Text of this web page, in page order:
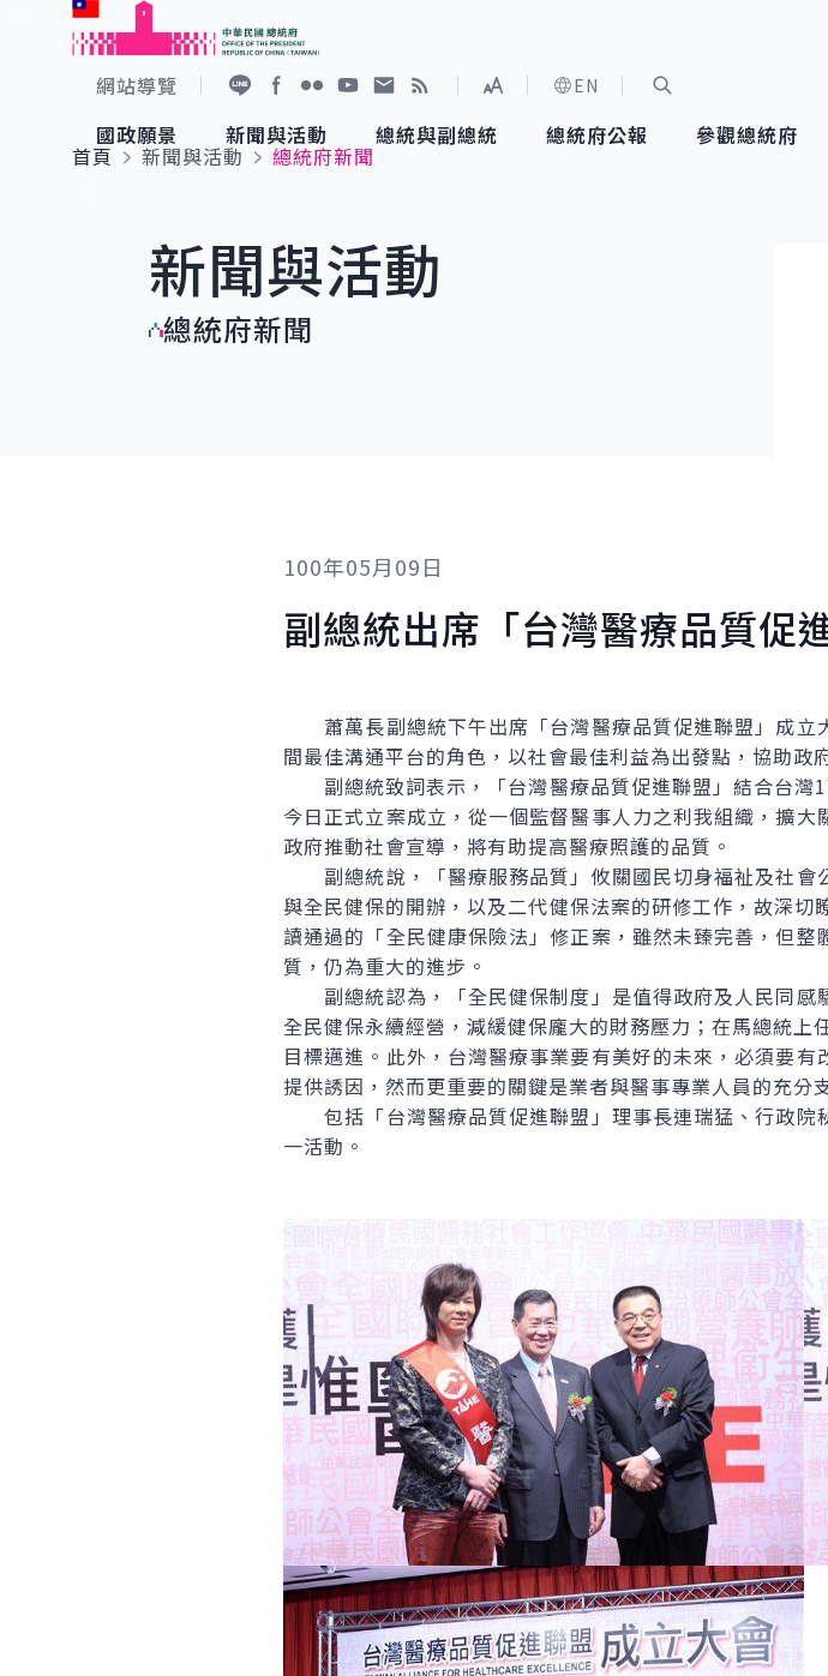
跳到主要內容
網站導覽
展開字級選單
EN
國政願景
國家氣候變遷對策委員會
重要談話
新聞與活動
總統府新聞
影音頻道
總統與副總統
賴清德總統
總統府公報 參觀總統府
參觀資訊
首頁
新聞與活動
總統府新聞
新聞與活動
總統府新聞
100年05月09日
副總統出席「台灣醫療品質促
蕭萬長副總統下午出席「台灣醫療品質促進聯盟」成立
間最佳溝通平台的角色，以社會最佳利益為出發點，協助政
副總統致詞表示，「台灣醫療品質促進聯盟」結合台灣
今日正式立案成立，從一個監督醫事人力之利我組織，擴
政府推動社會宣導，將有助提高醫療照護的品質。
副總統說，「醫療服務品質」攸關國民切身福祉及社會
與全民健保的開辦，以及二代健保法案的研修工作，故深
讀通過的「全民健康保險法」修正案，雖然未臻完善，但
質，仍為重大的進步。
副總統認為，「全民健保制度」是值得政府及人民同感
全民健保永續經營，減緩健保龐大的財務壓力；在馬總統
目標邁進。此外，台灣醫療事業要有美好的未來，必須要
提供誘因，然而更重要的關鍵是業者與醫事專業人員的充分
包括「台灣醫療品質促進聯盟」理事長連瑞猛、行政院
一活動。